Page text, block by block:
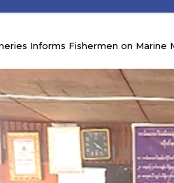
Informs Fishermen on